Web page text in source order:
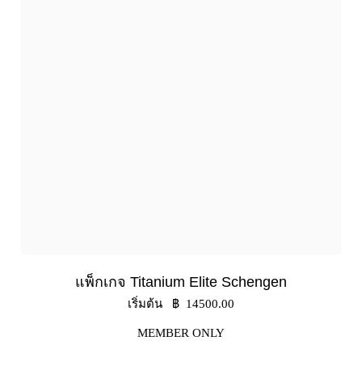
แพ็กเกจ Titanium Elite Schengen
เริ่มต้น ฿ 14500.00
MEMBER ONLY